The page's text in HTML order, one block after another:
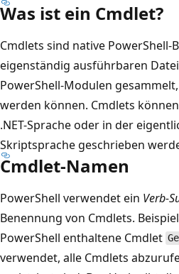
Was ist ein Cmdlet?
Cmdlets sind native PowerShell-
eigenständig ausführbaren
PowerShell-Modulen
werden können. Cmdlets
.NET-Sprache oder in der
Skriptsprache geschrieben
Cmdlet-Namen
PowerShell verwendet ein Verb-
Benennung von Cmdlets.
PowerShell enthaltene Cmdlet
verwendet, alle Cmdlets